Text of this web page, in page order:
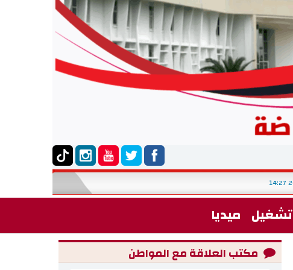
بلاغ يتعلق بالقائمة التكميلية الخاصة بالمناظرة
تشغيل ميديا
مكتب العلاقة مع المواطن